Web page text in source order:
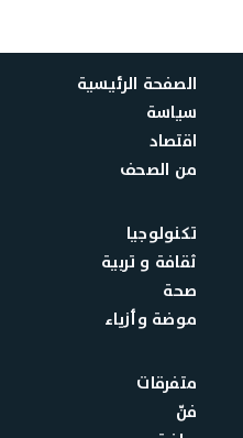
الصفحة الرئيسية
سياسة
اقتصاد
من الصحف
تكنولوجيا
ثقافة و تربية
صحة
موضة وأزياء
متفرقات
فنّ